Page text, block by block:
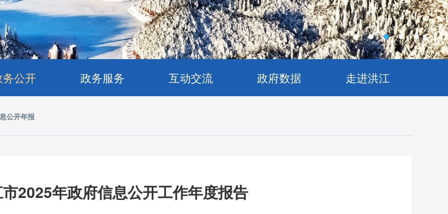
务公开 政务服务 互动交流 政府数据 走进洪江
公开年报
2025年政府信息公开工作年度报告